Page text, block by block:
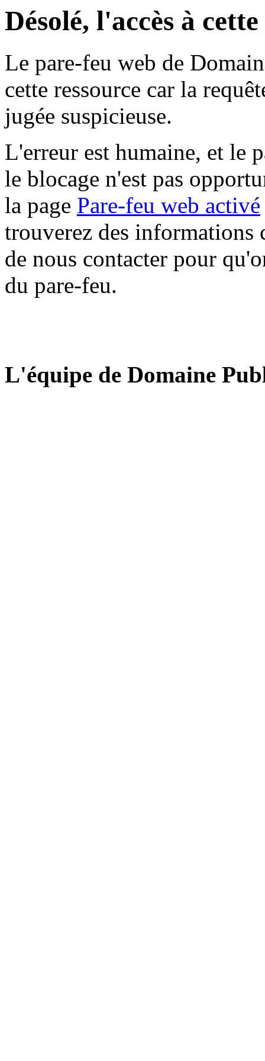
Désolé, l'accès à
Le pare-feu web de
cette ressource car la
jugée suspicieuse.
L'erreur est humaine, et le
le blocage n'est pas
la page Pare-feu web activé
trouverez des informations
de nous contacter pour
du pare-feu.
L'équipe de Domaine